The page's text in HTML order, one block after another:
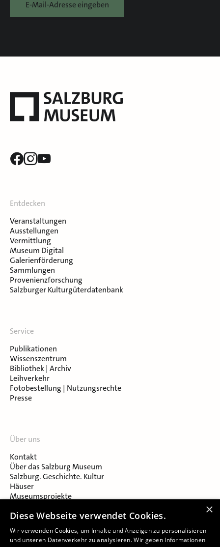
E-Mail-Adresse eingeben
Entdecken
Veranstaltungen
Ausstellungen
Vermittlung
Museum Digital
Galerienförderung
Sammlungen
Provenienzforschung
Salzburger Kulturgüterdatenbank
Service
Publikationen
Wissenszentrum
Bibliothek | Archiv
Leihverkehr
Fotobestellung | Nutzungsrechte
Presse
Über uns
Kontakt
Über das Salzburg Museum
Salzburg. Geschichte. Kultur
Häuser
Museumsprojekte
Museumsverein Celtic Heritage
×
Diese Webseite verwendet Cookies.
Wir verwenden Cookies, um Inhalte und Anzeigen zu personalisieren
und unseren Datenverkehr zu analysieren. Wir geben Informationen